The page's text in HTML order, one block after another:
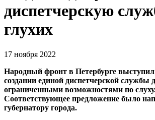
диспетчерскую
глухих
17 ноября 2022
Народный фронт в Петербурге
создании единой диспетчерской службы
ограниченными возможностями по
Соответствующее предложение было
губернатору города.